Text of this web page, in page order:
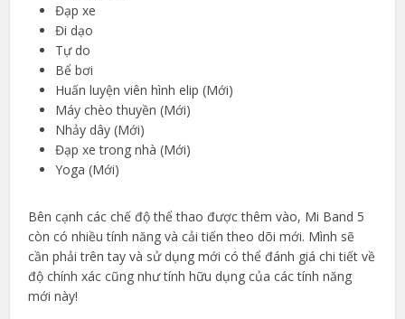
Đạp xe
Đi dạo
Tự do
Bể bơi
Huấn luyện viên hình elip (Mới)
Máy chèo thuyền (Mới)
Nhảy dây (Mới)
Đạp xe trong nhà (Mới)
Yoga (Mới)
Bên cạnh các chế độ thể thao được thêm vào, Mi Band 5
còn có nhiều tính năng và cải tiến theo dõi mới. Mình sẽ
cần phải trên tay và sử dụng mới có thể đánh giá chi tiết về
độ chính xác cũng như tính hữu dụng của các tính năng
mới này!